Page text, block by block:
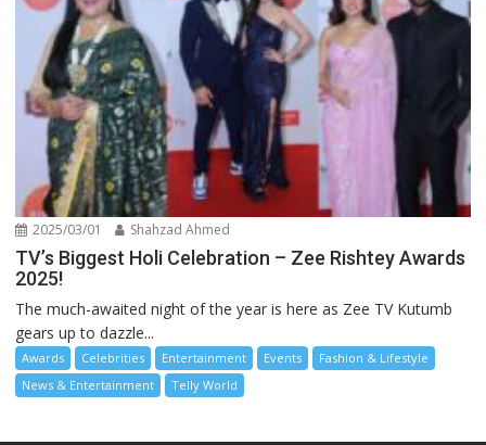
2025/03/01 Shahzad Ahmed
TV’s Biggest Holi Celebration – Zee Rishtey Awards
2025!
The much-awaited night of the year is here as Zee TV Kutumb
gears up to dazzle...
Awards Celebrities Entertainment Events
Fashion & Lifestyle
News & Entertainment
Telly World